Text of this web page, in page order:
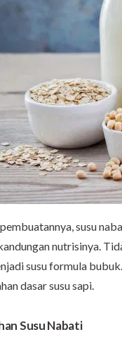
susu
nutrisinya.
susu formula
dasar susu sapi.
Susu Nabati